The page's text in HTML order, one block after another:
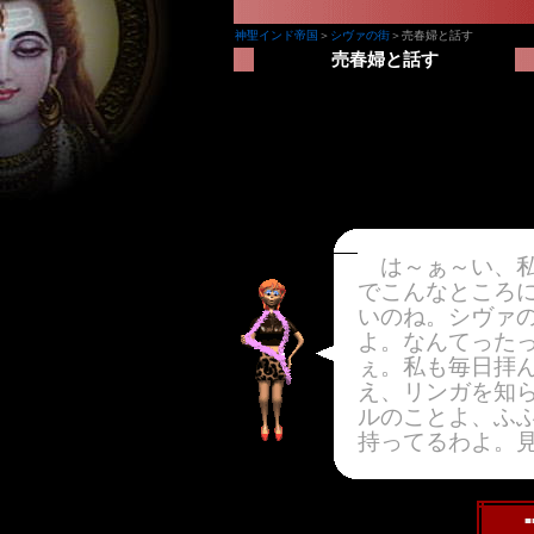
神聖インド帝国 ＞ シヴァの街＞売春婦と話す
売春婦と話す
は～ぁ～い、
でこんなところ
いのね。シヴァ
よ。なんてった
ぇ。私も毎日拝
え、リンガを知
ルのことよ、ふ
持ってるわよ。